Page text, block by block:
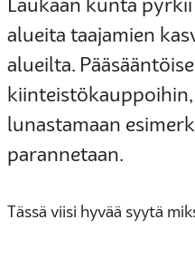
Laukaan kunta
alueita taajamien
alueilta.
lunastamaan
parannetaan.
Tässä viisi hyvää syytä